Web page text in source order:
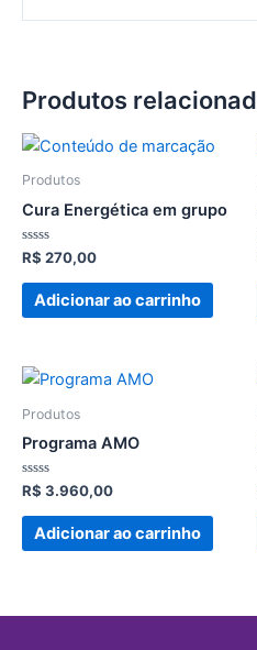
Produtos
Produtos
Cura Energética em grupo
Avaliação
0
de
R$ 270,00
Adicionar ao carrinho
Produtos
Programa AMO
Avaliação
0
de
R$ 3.960,00
Adicionar ao carrinho